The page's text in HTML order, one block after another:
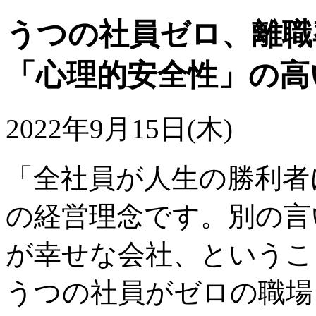
うつの社員ゼロ、離
「心理的安全性」の
2022年9月15日(木)
「全社員が人生の勝利
の経営理念です。別の
が幸せな会社、という
うつの社員がゼロの職